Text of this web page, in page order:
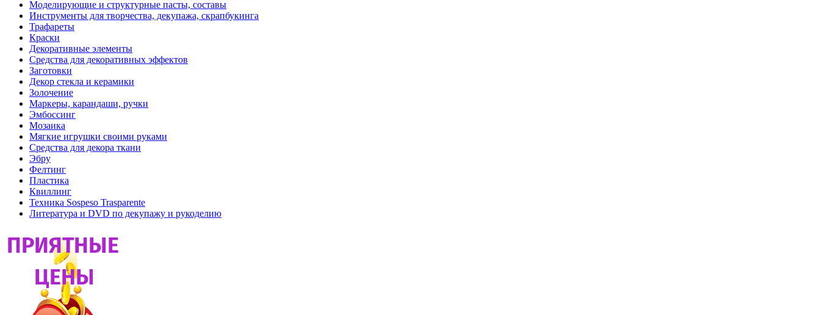
Моделирующие и структурные пасты, составы
Инструменты для творчества, декупажа, скрапбукинга
Трафареты
Краски
Декоративные элементы
Средства для декоративных эффектов
Заготовки
Декор стекла и керамики
Золочение
Маркеры, карандаши, ручки
Эмбоссинг
Мозаика
Мягкие игрушки своими руками
Средства для декора ткани
Эбру
Фелтинг
Пластика
Квиллинг
Техника Sospeso Trasparente
Литература и DVD по декупажу и рукоделию